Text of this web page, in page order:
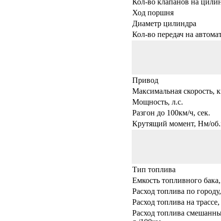
Ход поршня
Диаметр цилиндра
Кол-во передач на
Привод
Максимальная скорость,
Мощность, л.с.
Разгон до 100км/ч, сек.
Крутящий момент, Нм/
Тип топлива
Емкость топливного
Расход топлива по
Расход топлива на
Расход топлива